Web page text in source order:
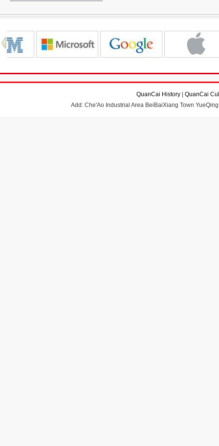
QuanCai History
QuanCai
Add: Che'Ao Industrial Area BeiBaiXiang Town